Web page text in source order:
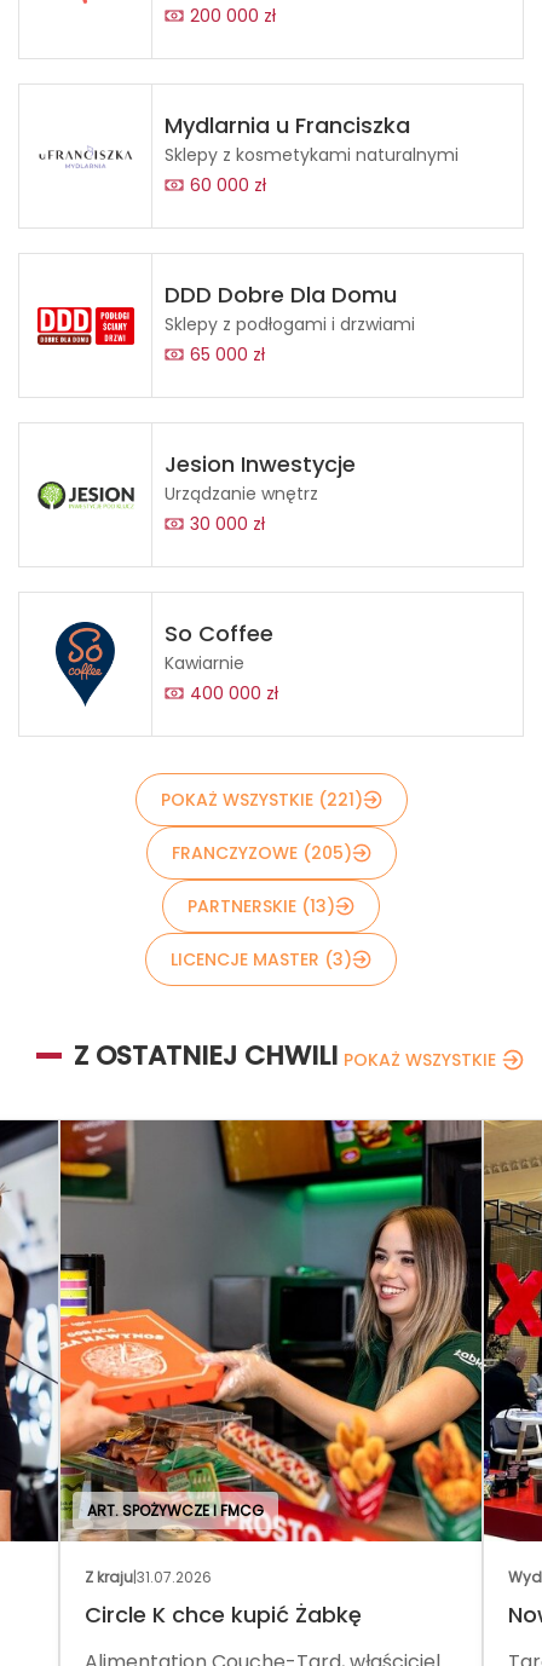
200 000 zł
Mydlarnia u Franciszka
Sklepy z kosmetykami naturalnymi
60 000 zł
DDD Dobre Dla Domu
Sklepy z podłogami i drzwiami
65 000 zł
Jesion Inwestycje
Urządzanie wnętrz
30 000 zł
So Coffee
Kawiarnie
400 000 zł
POKAŻ WSZYSTKIE (221)
FRANCZYZOWE (205)
PARTNERSKIE (13)
LICENCJE MASTER (3)
Z OSTATNIEJ CHWILI POKAŻ WSZYSTKIE
ART. SPOŻYWCZE I FMCG
Z kraju|31.07.2026
Circle K chce kupić Żabkę